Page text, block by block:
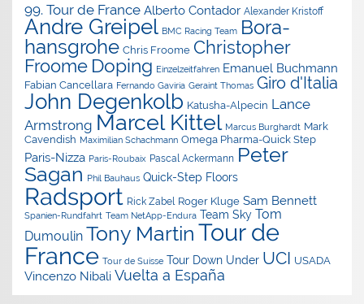
99. Tour de France Alberto Contador Alexander Kristoff
Andre Greipel BMC Racing Team Bora-
hansgrohe Chris Froome Christopher
Froome Doping Einzelzeitfahren Emanuel Buchmann
Fabian Cancellara Fernando Gaviria Geraint Thomas Giro d'Italia
John Degenkolb Katusha-Alpecin Lance
Armstrong Marcel Kittel Marcus Burghardt Mark
Cavendish Maximilian Schachmann Omega Pharma-Quick Step
Paris-Nizza Paris-Roubaix Pascal Ackermann Peter
Sagan Phil Bauhaus Quick-Step Floors
Radsport Rick Zabel Roger Kluge Sam Bennett
Spanien-Rundfahrt Team NetApp-Endura Team Sky Tom
Dumoulin Tony Martin Tour de
France Tour de Suisse Tour Down Under UCI USADA
Vincenzo Nibali Vuelta a España